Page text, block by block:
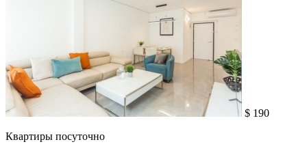
$ 190
Квартиры посуточно